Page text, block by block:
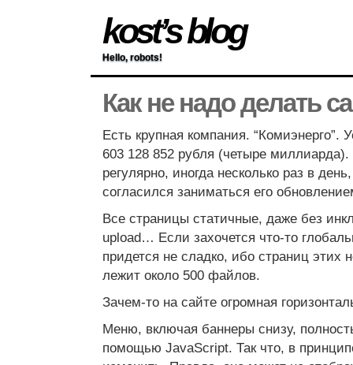
kost’s blog
Hello, robots!
Как не надо делать
Есть крупная компания. “Комиэнерго”.
603 128 852 рубля (четыре
регулярно, иногда несколько раз в
согласился заниматься его
Все страницы статичные, даже без
upload… Если захочется что-то
придется не сладко, ибо страниц этих
лежит около 500 файлов.
Зачем-то на сайте огромная
Меню, включая баннеры снизу,
помощью JavaScript. Так что, в